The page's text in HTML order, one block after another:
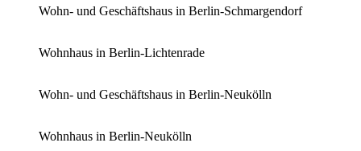
Wohn- und Geschäftshaus in Berlin-Schmargendorf
Wohnhaus in Berlin-Lichtenrade
Wohn- und Geschäftshaus in Berlin-Neukölln
Wohnhaus in Berlin-Neukölln